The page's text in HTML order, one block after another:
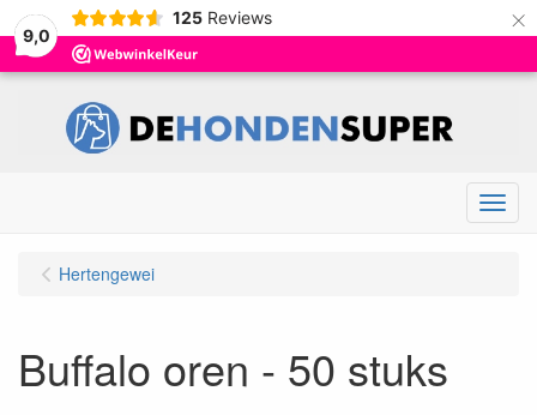
9,0
125 Reviews ×
Menu
Hertengewei
Buffalo oren - 50 stuks